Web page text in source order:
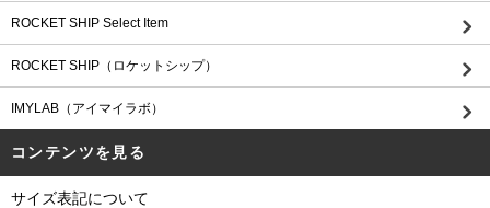
ROCKET SHIP Select Item
ROCKET SHIP（ロケットシップ）
IMYLAB（アイマイラボ）
コンテンツを見る
サイズ表記について